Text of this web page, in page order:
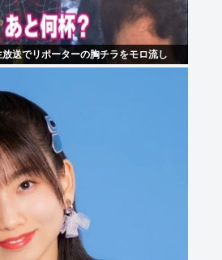
放送でリポーターの胸チラをモロ流し